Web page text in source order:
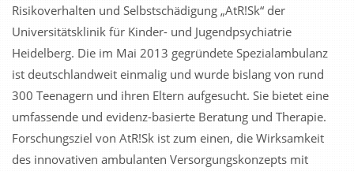
Risikoverhalten und Selbstschädigung „AtR!Sk“ der
Universitätsklinik für Kinder- und Jugendpsychiatrie
Heidelberg. Die im Mai 2013 gegründete Spezialambulanz
ist deutschlandweit einmalig und wurde bislang von rund
300 Teenagern und ihren Eltern aufgesucht. Sie bietet eine
umfassende und evidenz-basierte Beratung und Therapie.
Forschungsziel von AtR!Sk ist zum einen, die Wirksamkeit
des innovativen ambulanten Versorgungs­­konzepts mit